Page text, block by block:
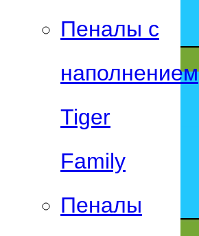
Пеналы с
наполнением
Tiger
Family
Пеналы